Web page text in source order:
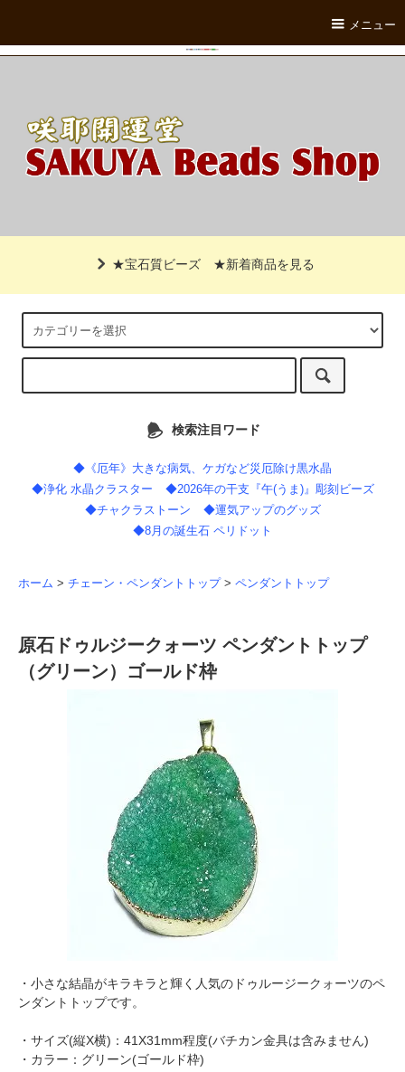
メニュー
★宝石質ビーズ ★新着商品を見る
検索注目ワード
◆《厄年》大きな病気、ケガなど災厄除け黒水晶
◆浄化 水晶クラスター
◆2026年の干支『午(うま)』彫刻ビーズ
◆チャクラストーン
◆運気アップのグッズ
◆8月の誕生石 ペリドット
ホーム > チェーン・ペンダントトップ > ペンダントトップ
原石ドゥルジークォーツ ペンダントトップ
（グリーン）ゴールド枠
・小さな結晶がキラキラと輝く人気のドゥルージークォーツのペ
ンダントトップです。
・サイズ(縦X横)：41X31mm程度(バチカン金具は含みません)
・カラー：グリーン(ゴールド枠)